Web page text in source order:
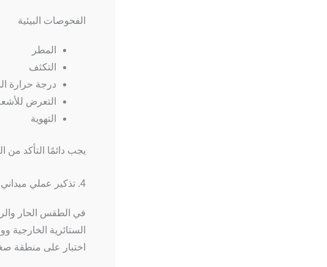
الفحوصات البيئية
المطر
التكثف
درجة حرارة
التعرض
التهوية
يجب دائمًا التأكد
4. تذكير عملي ميداني
في الطقس الحار
الستائرية
اختبار على منطقة